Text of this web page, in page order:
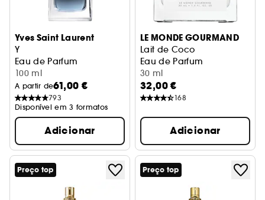
Yves Saint Laurent
Y
Eau de Parfum
100 ml
A partir de61,00 €
793
Disponível em 3 formatos
Adicionar
LE MONDE GOURMAND
Lait de Coco
Eau de Parfum
30 ml
32,00 €
168
Adicionar
Preço top Preço top